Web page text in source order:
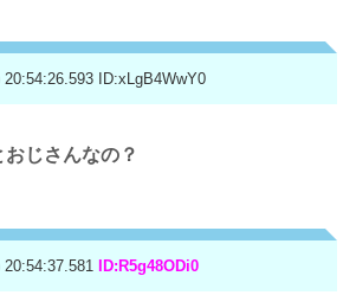
20:54:26.593 ID:xLgB4WwY0
じさんなの？
ID:R5g48ODi0